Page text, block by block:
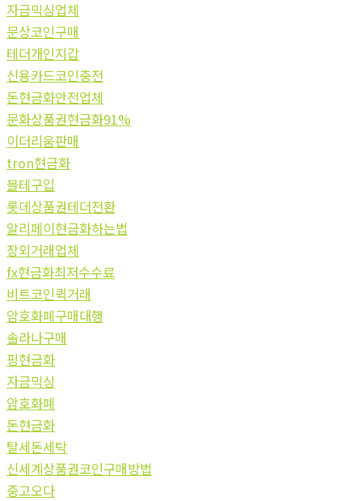
자금믹싱업체
문상코인구매
테더개인지갑
신용카드코인충전
돈현금화안전업체
문화상품권현금화91%
이더리움판매
tron현금화
블테구입
롯데상품권테더전환
알리페이현금화하는법
장외거래업체
fx현금화최저수수료
비트코인퀵거래
암호화폐구매대행
솔라나구매
핑현금화
자금믹싱
암호화폐
돈현금화
탈세돈세탁
신세계상품권코인구매방법
중고오다